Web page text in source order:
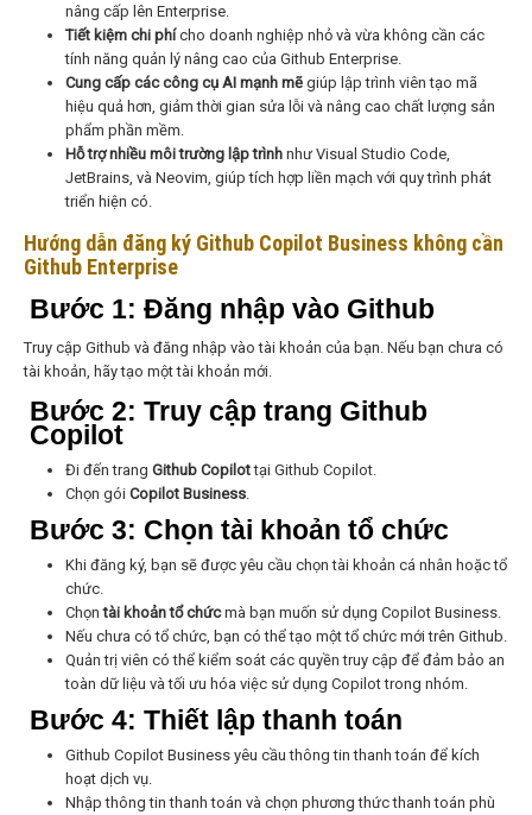
nâng cấp lên Enterprise.
Tiết kiệm chi phícho doanh nghiệp nhỏ và vừa không cần các
tính năng quản lý nâng cao của Github Enterprise.
Cung cấp các công cụ AI mạnh mẽ giúp lập trình viên tạo mã
hiệu quả hơn, giảm thời gian sửa lỗi và nâng cao chất lượng sản
phẩm phần mềm.
Hỗ trợ nhiều môi trường lập trình như Visual Studio Code,
JetBrains, và Neovim, giúp tích hợp liền mạch với quy trình phát
triển hiện có.
Hướng dẫn đăng ký Github Copilot Business không cần
Github Enterprise
Bước 1: Đăng nhập vào Github
Truy cập Github và đăng nhập vào tài khoản của bạn. Nếu bạn chưa có
tài khoản, hãy tạo một tài khoản mới.
Bước 2: Truy cập trang Github
Copilot
Đi đến trang Github Copilottại Github Copilot
Chọn gói Copilot Business
Bước 3: Chọn tài khoản tổ chức
Khi đăng ký, bạn sẽ được yêu cầu chọn tài khoản cá nhân hoặc tổ
chức.
Chọntài khoản tổ chứcmà bạn muốn sử dụng Copilot Business.
Nếu chưa có tổ chức, bạn có thể tạo một tổ chức mới trên Github.
Quản trị viên có thể kiểm soát các quyền truy cập để đảm bảo an
toàn dữ liệu và tối ưu hóa việc sử dụng Copilot trong nhóm.
Bước 4: Thiết lập thanh toán
Github Copilot Business yêu cầu thông tin thanh toán để kích
hoạt dịch vụ.
Nhập thông tin thanh toán và chọn phương thức thanh toán phù